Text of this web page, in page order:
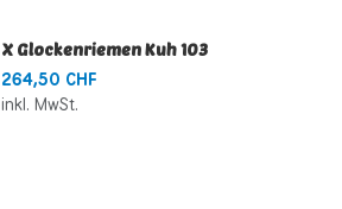
X Glockenriemen Kuh 103
264,50 CHF
inkl. MwSt.